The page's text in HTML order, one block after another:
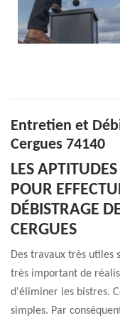
Entretien et
Cergues 74140
LES
POUR
DÉBISTRAGE
CERGUES
Des travaux très utiles
très important de
d'éliminer les bistres.
simples. Par